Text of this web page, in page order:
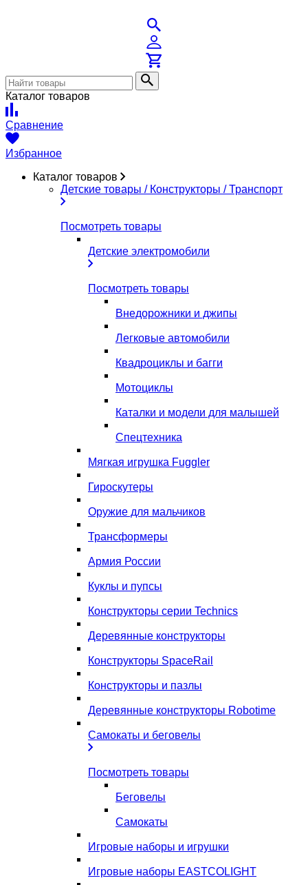
Каталог товаров
Сравнение
Избранное
Каталог товаров
Детские товары / Конструкторы / Транспорт
Посмотреть товары
Детские электромобили
Посмотреть товары
Внедорожники и джипы
Легковые автомобили
Квадроциклы и багги
Мотоциклы
Каталки и модели для малышей
Спецтехника
Мягкая игрушка Fuggler
Гироскутеры
Оружие для мальчиков
Трансформеры
Армия России
Куклы и пупсы
Конструкторы серии Technics
Деревянные конструкторы
Конструкторы SpaceRail
Конструкторы и пазлы
Деревянные конструкторы Robotime
Самокаты и беговелы
Посмотреть товары
Беговелы
Самокаты
Игровые наборы и игрушки
Игровые наборы EASTCOLIGHT